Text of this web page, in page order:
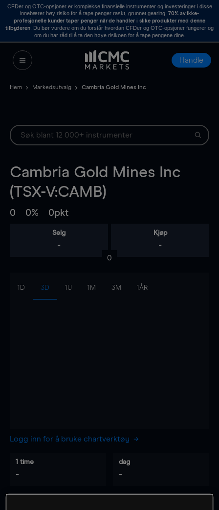
CFDer og OTC-opsjoner er komplekse finansielle instrumenter og investeringer i disse
innebærer høy risiko for å tape penger raskt, grunnet gearing. 70% av ikke-
profesjonelle kunder taper penger når de handler i slike produkter med denne
tilbyderen . Du bør vurdere om du forstår hvordan CFDer og OTC-opsjoner fungerer og
om du har råd til å ta den høye risikoen for å tape pengene dine.
Handle
Hem Markedsutvalg Cambria Gold Mines Inc
Cambria Gold Mines Inc
(TSX-V:CAMB)
0 0% 0pkt
Selg
-
Kjøp
-
0
1D 3D 1U 1M 3M 1ÅR
Logg inn for å bruke chartverktøy
1 time
-
dag
-